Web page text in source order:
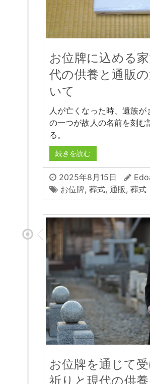
お位牌に込める
代の供養と通販
いて
人が亡くなった時、遺族が
の一つが故人の名前を刻む
る。
続きを読む
2025年8月15日
お位牌, 葬式, 通販, 葬式
お位牌を通じて
祈りと現代の供